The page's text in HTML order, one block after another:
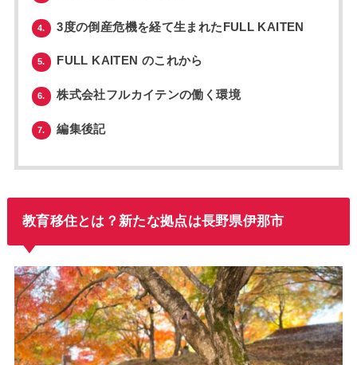
4. 3度の倒産危機を経て生まれたFULL KAITEN
5. FULL KAITEN のこれから
6. 株式会社フルカイテンの働く環境
7. 編集後記
教育移住とは？新たな拠点は長野県伊那市